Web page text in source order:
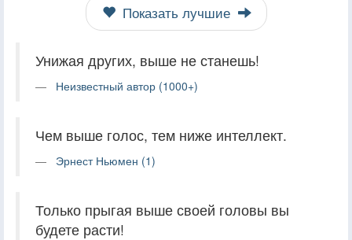
Показать лучшие
Унижая других, выше не станешь!
Неизвестный автор (1000+)
Чем выше голос, тем ниже интеллект.
Эрнест Ньюмен (1)
Только прыгая выше своей головы вы
будете расти!